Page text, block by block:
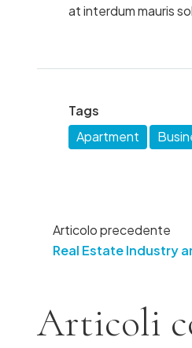
at interdum mauris
Tags
Apartment
Articolo precedente
Real Estate Industry
Articoli